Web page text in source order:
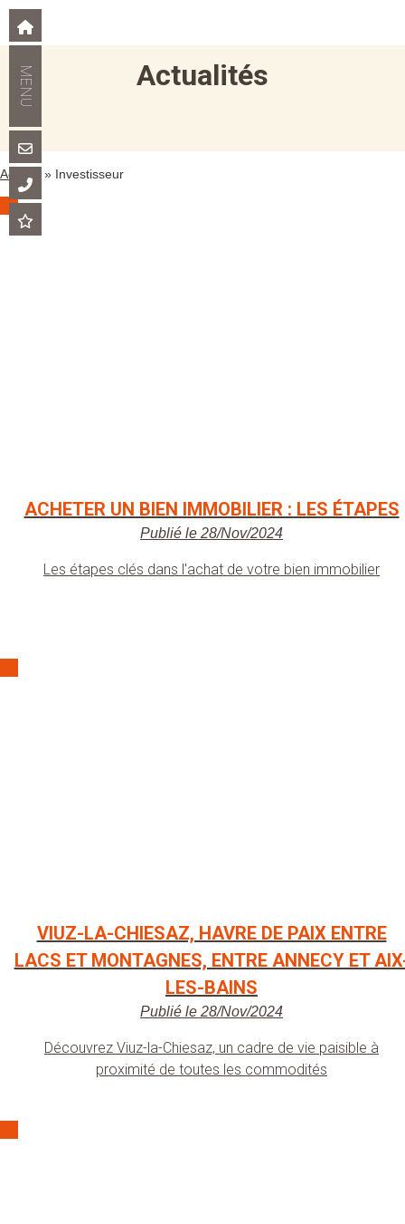
Actualités
Accueil » Investisseur
ACHETER UN BIEN IMMOBILIER : LES ÉTAPES
Publié le 28/Nov/2024
Les étapes clés dans l'achat de votre bien immobilier
VIUZ-LA-CHIESAZ, HAVRE DE PAIX ENTRE
LACS ET MONTAGNES, ENTRE ANNECY ET
LES-BAINS
Publié le 28/Nov/2024
Découvrez Viuz-la-Chiesaz, un cadre de vie paisible à
proximité de toutes les commodités